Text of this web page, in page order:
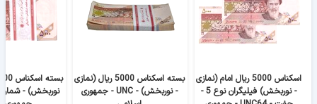
اسکناس 5000 ریال امام (نمازی
- نوربخش) فیلیگران نوع 5 -
بسته اسکناس 5000 ریال (نمازی
- نوربخش) - UNC - جمهوری